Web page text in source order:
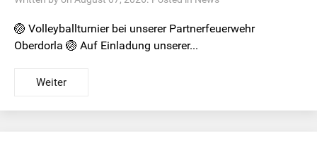
🏐 Volleyballturnier bei unserer Partnerfeuerwehr
Oberdorla 🏐 Auf Einladung unserer...
Weiter